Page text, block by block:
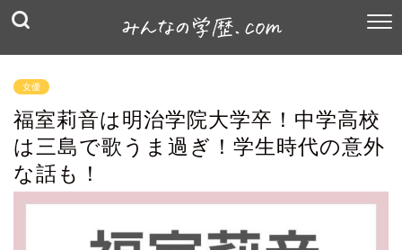
女優
福室莉音は明治学院大学卒！中学高校
は三島で歌うま過ぎ！学生時代の意外
な話も！